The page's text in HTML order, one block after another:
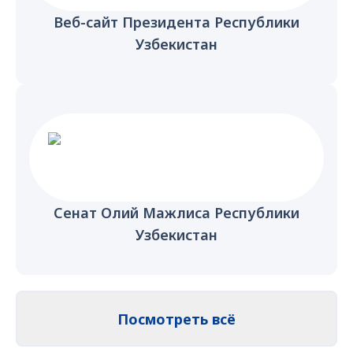
Веб-сайт Президента Республики
Узбекистан
Сенат Олий Мажлиса Республики
Узбекистан
Посмотреть всё